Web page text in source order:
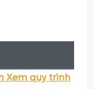
Xem quy trình